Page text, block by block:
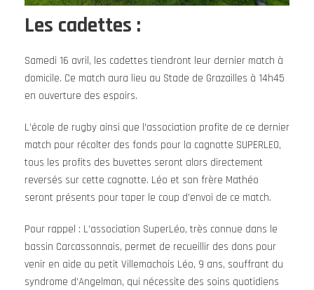
Les cadettes :
Samedi 16 avril, les cadettes tiendront leur dernier match à
domicile. Ce match aura lieu au Stade de Grazailles à 14h45
en ouverture des espoirs.
L’école de rugby ainsi que l’association profite de ce dernier
match pour récolter des fonds pour la cagnotte SUPERLEO,
tous les profits des buvettes seront alors directement
reversés sur cette cagnotte. Léo et son frère Mathéo
seront présents pour taper le coup d’envoi de ce match.
Pour rappel : L’association SuperLéo, très connue dans le
bassin Carcassonnais, permet de recueillir des dons pour
venir en aide au petit Villemachois Léo, 9 ans, souffrant du
syndrome d’Angelman, qui nécessite des soins quotidiens